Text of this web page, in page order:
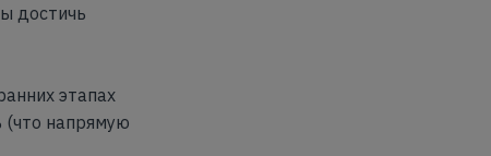
достичь
этапах
(что напрямую